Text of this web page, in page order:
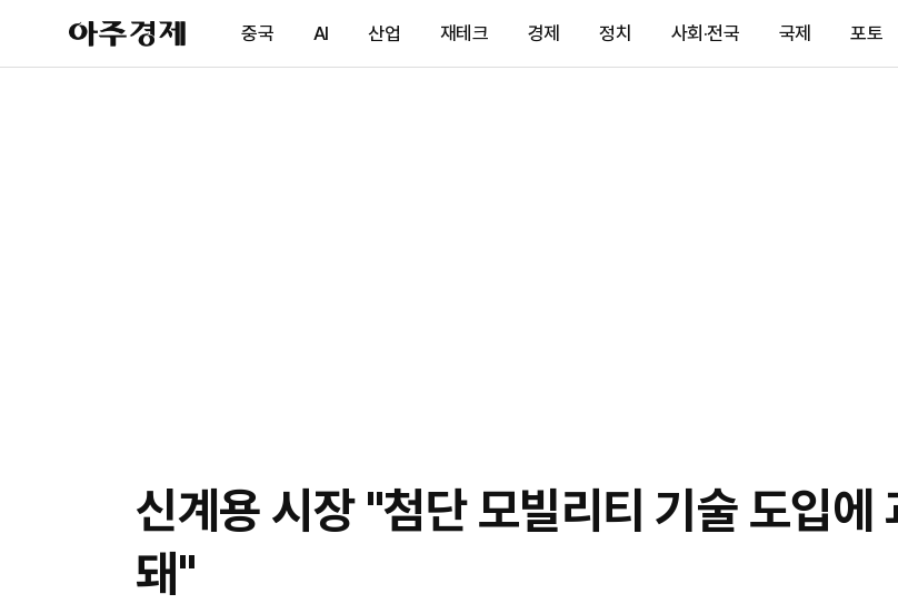
아
주
제
중국 AI 산업 재테크 경제 정치 사회·전국 국제 포토
신계용 시장 "첨단 모빌리티 기술 도입에
돼"